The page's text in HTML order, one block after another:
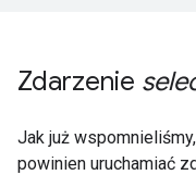
Zdarzenie
Jak już
powinien uruchamiać